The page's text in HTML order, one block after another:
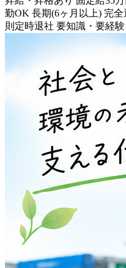
勤OK 長期(6ヶ月以上) 完全
則定時退社 要知識・要経験